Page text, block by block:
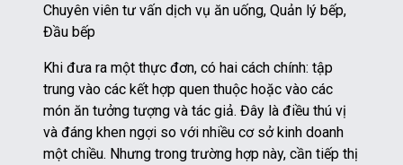
Chuyên viên tư vấn dịch vụ ăn uống, Quản lý bếp,
Đầu bếp
Khi đưa ra một thực đơn, có hai cách chính: tập
trung vào các kết hợp quen thuộc hoặc vào các
món ăn tưởng tượng và tác giả. Đây là điều thú vị
và đáng khen ngợi so với nhiều cơ sở kinh doanh
một chiều. Nhưng trong trường hợp này, cần tiếp thị